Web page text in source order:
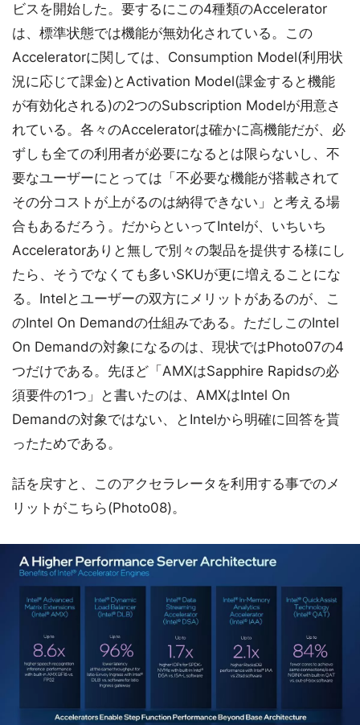
ビスを開始した。要するにこの4種類のAccelerator
は、標準状態では機能が無効化されている。この
Acceleratorに関しては、Consumption Model(利用状
況に応じて課金)とActivation Model(課金すると機能
が有効化される)の2つのSubscription Modelが用意さ
れている。各々のAcceleratorは確かに高機能だが、必
ずしも全ての利用者が必要になるとは限らないし、不
要なユーザーにとっては「不必要な機能が搭載されて
その分コストが上がるのは納得できない」と考える場
合もあるだろう。だからといってIntelが、いちいち
Acceleratorありと無しで別々の製品を提供する様にし
たら、そうでなくても多いSKUが更に増えることにな
る。Intelとユーザーの双方にメリットがあるのが、こ
のIntel On Demandの仕組みである。ただしこのIntel
On Demandの対象になるのは、現状ではPhoto07の4
つだけである。先ほど「AMXはSapphire Rapidsの必
須要件の1つ」と書いたのは、AMXはIntel On
Demandの対象ではない、とIntelから明確に回答を貰
ったためである。
話を戻すと、このアクセラレータを利用する事でのメ
リットがこちら(Photo08)。